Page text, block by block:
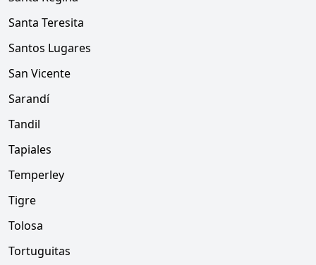
Santa Teresita
Santos Lugares
San Vicente
Sarandí
Tandil
Tapiales
Temperley
Tigre
Tolosa
Tortuguitas